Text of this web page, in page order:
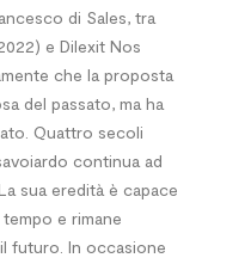
di Sales, tra
e Dilexit Nos
che la proposta
del passato, ma ha
Quattro secoli
continua ad
sua eredità è capace
e rimane
futuro. In occasione